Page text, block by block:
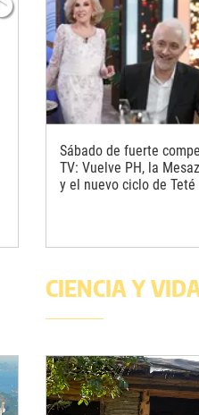
Sábado de fuerte
TV: Vuelve PH, la
y el nuevo ciclo de
CIENCIA Y